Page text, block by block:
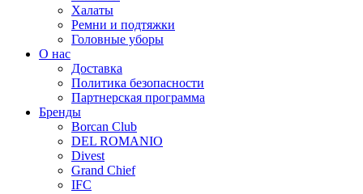
Халаты
Ремни и подтяжки
Головные уборы
О нас
Доставка
Политика безопасности
Партнерская программа
Бренды
Borcan Club
DEL ROMANIO
Divest
Grand Chief
IFC